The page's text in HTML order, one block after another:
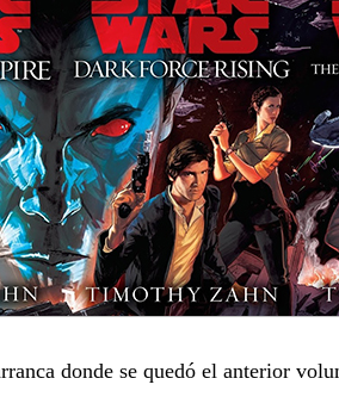
donde se quedó el anterior